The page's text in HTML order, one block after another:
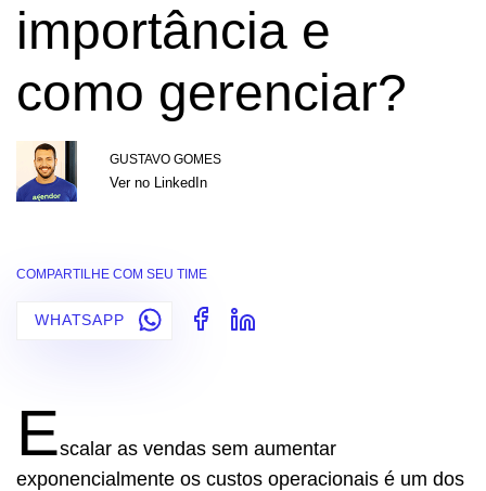
importância e
como gerenciar?
GUSTAVO GOMES
Ver no LinkedIn
COMPARTILHE COM SEU TIME
WHATSAPP
Escalar as vendas sem aumentar
exponencialmente os custos operacionais é um dos